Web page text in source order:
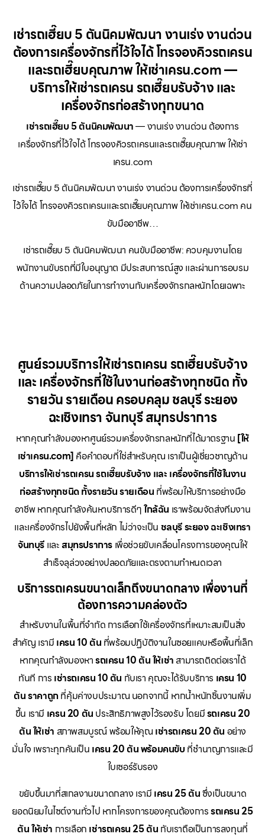
เช่ารถเฮี๊ยบ 5 ตันนิคมพัฒนา งานเร่ง งานด่วน
ต้องการเครื่องจักรที่ไว้ใจได้ โทรจองคิวรถเครน
และรถเฮี๊ยบคุณภาพ ให้เช่าเครน.com —
บริการให้เช่ารถเครน รถเฮี๊ยบรับจ้าง และ
เครื่องจักรก่อสร้างทุกขนาด
เช่ารถเฮี๊ยบ 5 ตันนิคมพัฒนา— งานเร่ง งานด่วน ต้องการ
เครื่องจักรที่ไว้ใจได้ โทรจองคิวรถเครนและรถเฮี๊ยบคุณภาพ ให้เช่า
เครน.com
เช่ารถเฮี๊ยบ 5 ตันนิคมพัฒนา งานเร่ง งานด่วน ต้องการเครื่องจักรที่
ไว้ใจได้ โทรจองคิวรถเครนและรถเฮี๊ยบคุณภาพ ให้เช่าเครน.com คน
ขับมืออาชีพ…
เช่ารถเฮี๊ยบ 5 ตันนิคมพัฒนา คนขับมืออาชีพ: ควบคุมงานโดย
พนักงานขับรถที่มีใบอนุญาต มีประสบการณ์สูง และผ่านการอบรม
ด้านความปลอดภัยในการทำงานกับเครื่องจักรกลหนักโดยเฉพาะ
ศูนย์รวมบริการให้เช่ารถเครน รถเฮี๊ยบรับจ้าง
และ เครื่องจักรที่ใช้ในงานก่อสร้างทุกชนิด ทั้ง
รายวัน รายเดือน ครอบคลุม ชลบุรี ระยอง
ฉะเชิงเทรา จันทบุรี สมุทรปราการ
หากคุณกำลังมองหาศูนย์รวมเครื่องจักรกลหนักที่ได้มาตรฐาน [ให้
เช่าเครน.com] คือคำตอบที่ใช่สำหรับคุณ เราเป็นผู้เชี่ยวชาญด้าน
บริการให้เช่ารถเครน รถเฮี๊ยบรับจ้าง และ เครื่องจักรที่ใช้ในงาน
ก่อสร้างทุกชนิด ทั้งรายวัน รายเดือน ที่พร้อมให้บริการอย่างมือ
อาชีพ หากคุณกำลังค้นหาบริการดีๆใกล้ฉัน เราพร้อมจัดส่งทีมงาน
และเครื่องจักรไปยังพื้นที่หลัก ไม่ว่าจะเป็น ชลบุรี ระยอง ฉะเชิงเทรา
จันทบุรี และสมุทรปราการ เพื่อช่วยขับเคลื่อนโครงการของคุณให้
สำเร็จลุล่วงอย่างปลอดภัยและตรงตามกำหนดเวลา
บริการรถเครนขนาดเล็กถึงขนาดกลาง เพื่องานที่
ต้องการความคล่องตัว
สำหรับงานในพื้นที่จำกัด การเลือกใช้เครื่องจักรที่เหมาะสมเป็นสิ่ง
สำคัญ เรามี เครน 10 ตัน ที่พร้อมปฏิบัติงานในซอยแคบหรือพื้นที่เล็ก
หากคุณกำลังมองหารถเครน 10 ตัน ให้เช่า สามารถติดต่อเราได้
ทันที การ เช่ารถเครน 10 ตัน กับเรา คุณจะได้รับบริการ เครน 10
ตัน ราคาถูกที่คุ้มค่างบประมาณ นอกจากนี้ หากน้ำหนักชิ้นงานเพิ่ม
ขึ้น เรามี เครน 20 ตัน ประสิทธิภาพสูงไว้รองรับ โดยมีรถเครน 20
ตัน ให้เช่า สภาพสมบูรณ์ พร้อมให้คุณ เช่ารถเครน 20 ตัน อย่าง
มั่นใจ เพราะทุกคันเป็น เครน 20 ตัน พร้อมคนขับ ที่ชำนาญการและมี
ใบเซอร์รับรอง
ขยับขึ้นมาที่สเกลงานขนาดกลาง เรามี เครน 25 ตันซึ่งเป็นขนาด
ยอดนิยมในไซต์งานทั่วไป หากโครงการของคุณต้องการรถเครน 25
ตัน ให้เช่า การเลือก เช่ารถเครน 25 ตัน กับเราถือเป็นการลงทุนที่